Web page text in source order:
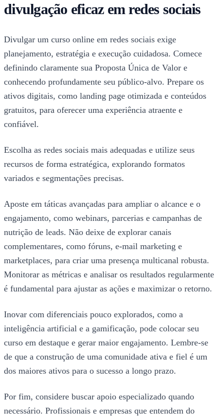
divulgação eficaz em redes sociais
Divulgar um curso online em redes sociais exige
planejamento, estratégia e execução cuidadosa. Comece
definindo claramente sua Proposta Única de Valor e
conhecendo profundamente seu público-alvo. Prepare os
ativos digitais, como landing page otimizada e conteúdos
gratuitos, para oferecer uma experiência atraente e
confiável.
Escolha as redes sociais mais adequadas e utilize seus
recursos de forma estratégica, explorando formatos
variados e segmentações precisas.
Aposte em táticas avançadas para ampliar o alcance e o
engajamento, como webinars, parcerias e campanhas de
nutrição de leads. Não deixe de explorar canais
complementares, como fóruns, e-mail marketing e
marketplaces, para criar uma presença multicanal robusta.
Monitorar as métricas e analisar os resultados regularmente
é fundamental para ajustar as ações e maximizar o retorno.
Inovar com diferenciais pouco explorados, como a
inteligência artificial e a gamificação, pode colocar seu
curso em destaque e gerar maior engajamento. Lembre-se
de que a construção de uma comunidade ativa e fiel é um
dos maiores ativos para o sucesso a longo prazo.
Por fim, considere buscar apoio especializado quando
necessário. Profissionais e empresas que entendem do